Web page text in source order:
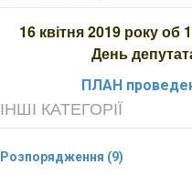
16 квітня 2019 року об
День
ПЛАН
ІНШІ КАТЕГОРІЇ
Розпорядження (9)